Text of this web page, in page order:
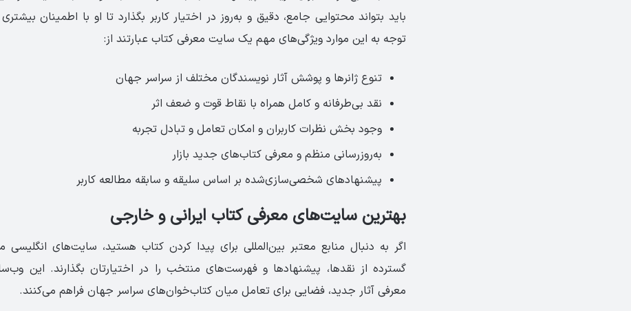
باید بتواند محتوایی جامع، دقیق و به‌روز در اختیار کاربر بگذارد تا او با اطمینان
توجه به این موارد ویژگی‌های مهم یک سایت معرفی کتاب عبارتند از:
تنوع ژانرها و پوشش آثار نویسندگان مختلف از سراسر جهان
نقد بی‌طرفانه و کامل همراه با نقاط قوت و ضعف اثر
وجود بخش نظرات کاربران و امکان تعامل و تبادل تجربه
به‌روزرسانی منظم و معرفی کتاب‌های جدید بازار
پیشنهادهای شخصی‌سازی‌شده بر اساس سلیقه و سابقه مطالعه کاربر
بهترین سایت‌های معرفی کتاب ایرانی و خارجی
اگر به دنبال منابع معتبر بین‌المللی برای پیدا کردن کتاب هستید، سایت‌های انگلیسی
گسترده از نقدها، پیشنهادها و فهرست‌های منتخب را در اختیارتان بگذارند. این
معرفی آثار جدید، فضایی برای تعامل میان کتاب‌خوان‌های سراسر جهان فراهم می‌کنند.